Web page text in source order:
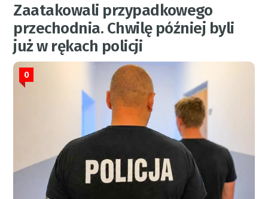
Zaatakowali przypadkowego
przechodnia. Chwilę później byli
już w rękach policji
0